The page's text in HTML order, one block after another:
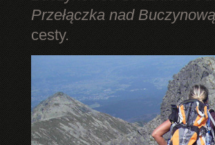
Przełączka nad
cesty.